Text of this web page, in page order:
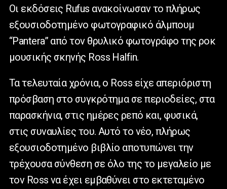
Οι εκδόσεις Rufus ανακοίνωσαν το πλήρως
εξουσιοδοτημένο φωτογραφικό άλμπουμ
“Pantera” από τον θρυλικό φωτογράφο της ροκ
μουσικής σκηνής Ross Halfin.
Τα τελευταία χρόνια, ο Ross είχε απεριόριστη
πρόσβαση στο συγκρότημα σε περιοδείες, στα
παρασκήνια, στις ημέρες ρεπό και, φυσικά,
στις συναυλίες του. Αυτό το νέο, πλήρως
εξουσιοδοτημένο βιβλίο αποτυπώνει την
τρέχουσα σύνθεση σε όλο της το μεγαλείο με
τον Ross να έχει εμβαθύνει στο εκτεταμένο